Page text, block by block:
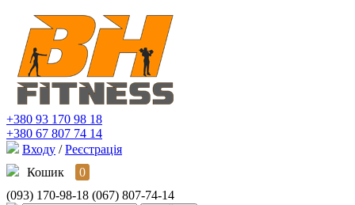
+380 93 170 98 18
+380 67 807 74 14
Входу / Реєстрація
Кошик
0
(093) 170-98-18 (067) 807-74-14